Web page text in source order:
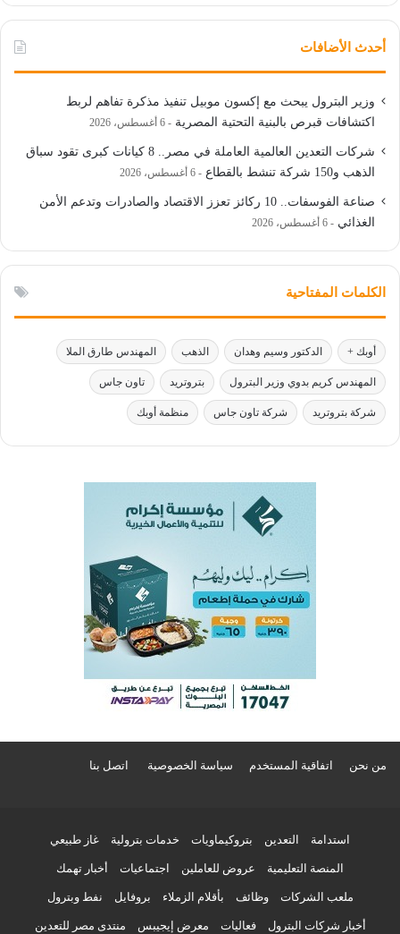
أحدث الأضافات
وزير البترول يبحث مع إكسون موبيل تنفيذ مذكرة تفاهم لربط
اكتشافات قبرص بالبنية التحتية المصرية
6 أغسطس، 2026
شركات التعدين العالمية العاملة في مصر.. 8 كيانات كبرى تقود سباق
الذهب و150 شركة تنشط بالقطاع
6 أغسطس، 2026
صناعة الفوسفات.. 10 ركائز تعزز الاقتصاد والصادرات وتدعم الأمن
الغذائي
6 أغسطس، 2026
الكلمات المفتاحية
أوبك + الدكتور وسيم وهدان الذهب المهندس طارق الملا
المهندس كريم بدوي وزير البترول بتروتريد تاون جاس
شركة بتروتريد شركة تاون جاس منظمة أوبك
من نحن اتفاقية المستخدم سياسة الخصوصية اتصل بنا
استدامة التعدين بتروكيماويات خدمات بترولية غاز طبيعي
المنصة التعليمية عروض للعاملين اجتماعيات أخبار تهمك
ملعب الشركات وظائف بأقلام الزملاء بروفايل نفط وبترول
أخبار شركات البترول فعاليات معرض إيجيبس منتدى مصر للتعدين